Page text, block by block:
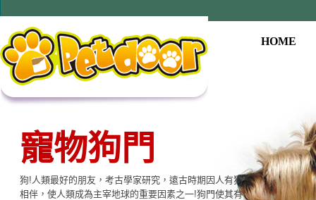
HOME
寵物狗門
狗!人類最好的朋友，考古學家研究，遠古時期因人有狗
相伴，使人類成為主宰地球的重要因素之一!狗門使其有